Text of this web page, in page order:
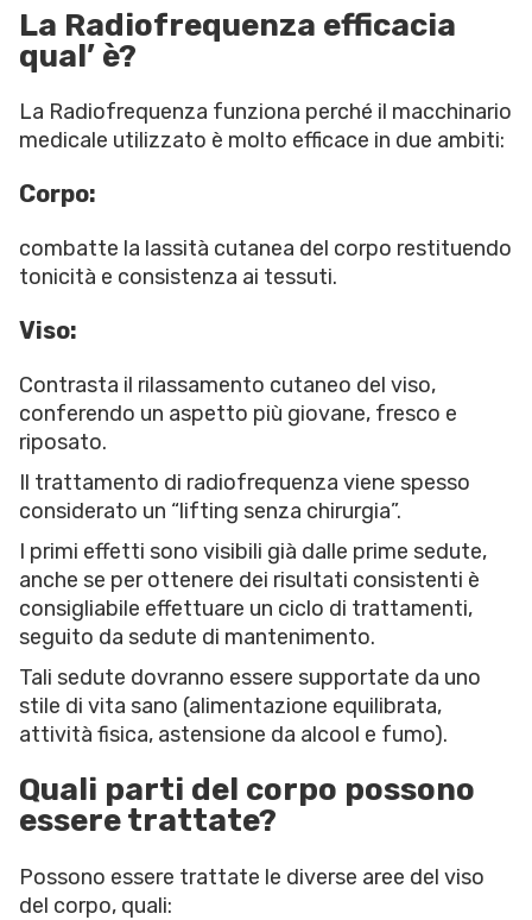
La Radiofrequenza efficacia
qual’ è?
La Radiofrequenza funziona perché il macchinario
medicale utilizzato è molto efficace in due ambiti:
Corpo:
combatte la lassità cutanea del corpo restituendo
tonicità e consistenza ai tessuti.
Viso:
Contrasta il rilassamento cutaneo del viso,
conferendo un aspetto più giovane, fresco e
riposato.
Il trattamento di radiofrequenza viene spesso
considerato un “lifting senza chirurgia”.
I primi effetti sono visibili già dalle prime sedute,
anche se per ottenere dei risultati consistenti è
consigliabile effettuare un ciclo di trattamenti,
seguito da sedute di mantenimento.
Tali sedute dovranno essere supportate da uno
stile di vita sano (alimentazione equilibrata,
attività fisica, astensione da alcool e fumo).
Quali parti del corpo possono
essere trattate?
Possono essere trattate le diverse aree del viso
del corpo, quali: